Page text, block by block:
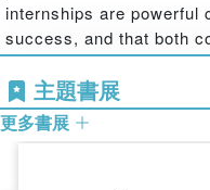
internships are powerful
success, and that both
skills matter, in varying
encompassing an
programs, this research
importance of hands-on
主題書展
更多書展